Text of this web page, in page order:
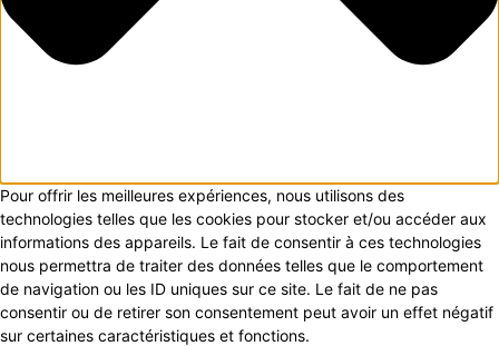
Pour offrir les meilleures expériences, nous utilisons des
technologies telles que les cookies pour stocker et/ou accéder aux
informations des appareils. Le fait de consentir à ces technologies
nous permettra de traiter des données telles que le comportement
de navigation ou les ID uniques sur ce site. Le fait de ne pas
consentir ou de retirer son consentement peut avoir un effet négatif
sur certaines caractéristiques et fonctions.